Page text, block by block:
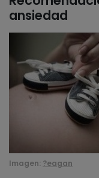
ansiedad
Imagen: ?eagan